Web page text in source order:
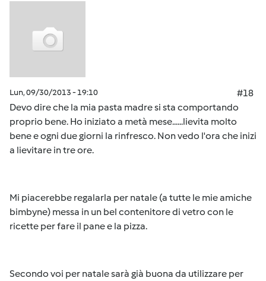
Lun, 09/30/2013 - 19:10
#18
Devo dire che la mia pasta madre si sta comportando
proprio bene. Ho iniziato a metà mese......lievita molto
bene e ogni due giorni la rinfresco. Non vedo l'ora che inizi
a lievitare in tre ore.
Mi piacerebbe regalarla per natale (a tutte le mie amiche
bimbyne) messa in un bel contenitore di vetro con le
ricette per fare il pane e la pizza.
Secondo voi per natale sarà già buona da utilizzare per